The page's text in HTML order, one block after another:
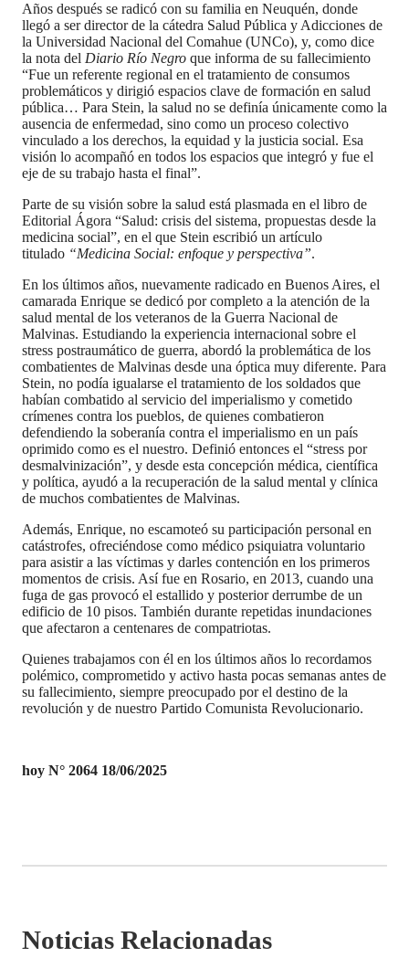
Años después se radicó con su familia en Neuquén, donde
llegó a ser director de la cátedra Salud Pública y Adicciones de
la Universidad Nacional del Comahue (UNCo), y, como dice
la nota del Diario Río Negro que informa de su fallecimiento
“Fue un referente regional en el tratamiento de consumos
problemáticos y dirigió espacios clave de formación en salud
pública… Para Stein, la salud no se definía únicamente como la
ausencia de enfermedad, sino como un proceso colectivo
vinculado a los derechos, la equidad y la justicia social. Esa
visión lo acompañó en todos los espacios que integró y fue el
eje de su trabajo hasta el final”.
Parte de su visión sobre la salud está plasmada en el libro de
Editorial Ágora “Salud: crisis del sistema, propuestas desde la
medicina social”, en el que Stein escribió un artículo
titulado “Medicina Social: enfoque y perspectiva”.
En los últimos años, nuevamente radicado en Buenos Aires, el
camarada Enrique se dedicó por completo a la atención de la
salud mental de los veteranos de la Guerra Nacional de
Malvinas. Estudiando la experiencia internacional sobre el
stress postraumático de guerra, abordó la problemática de los
combatientes de Malvinas desde una óptica muy diferente. Para
Stein, no podía igualarse el tratamiento de los soldados que
habían combatido al servicio del imperialismo y cometido
crímenes contra los pueblos, de quienes combatieron
defendiendo la soberanía contra el imperialismo en un país
oprimido como es el nuestro. Definió entonces el “stress por
desmalvinización”, y desde esta concepción médica, científica
y política, ayudó a la recuperación de la salud mental y clínica
de muchos combatientes de Malvinas.
Además, Enrique, no escamoteó su participación personal en
catástrofes, ofreciéndose como médico psiquiatra voluntario
para asistir a las víctimas y darles contención en los primeros
momentos de crisis. Así fue en Rosario, en 2013, cuando una
fuga de gas provocó el estallido y posterior derrumbe de un
edificio de 10 pisos. También durante repetidas inundaciones
que afectaron a centenares de compatriotas.
Quienes trabajamos con él en los últimos años lo recordamos
polémico, comprometido y activo hasta pocas semanas antes de
su fallecimiento, siempre preocupado por el destino de la
revolución y de nuestro Partido Comunista Revolucionario.
hoy N° 2064 18/06/2025
Noticias Relacionadas